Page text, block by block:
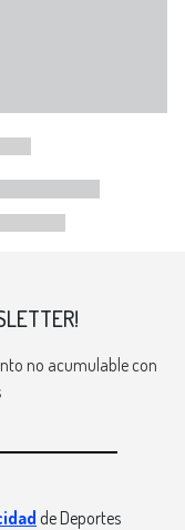
no acumulable con
de Deportes